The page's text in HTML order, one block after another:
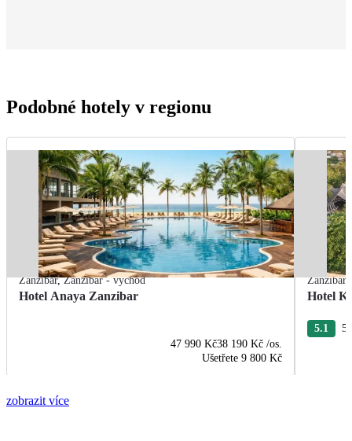
Podobné hotely v regionu
Zanzibar,Zanzibar - východ
Hotel Anaya Zanzibar
47 990 Kč38 190 Kč /os.
Ušetřete 9 800 Kč
Zanzibar
Hotel
5.1
zobrazit více